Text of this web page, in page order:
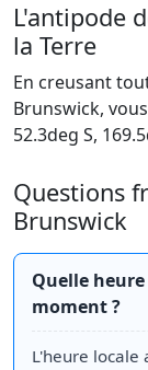
L'antipode
la Terre
En creusant
Brunswick,
52.3deg S,
Questions
Brunswick
Quelle
moment ?
L'heure locale